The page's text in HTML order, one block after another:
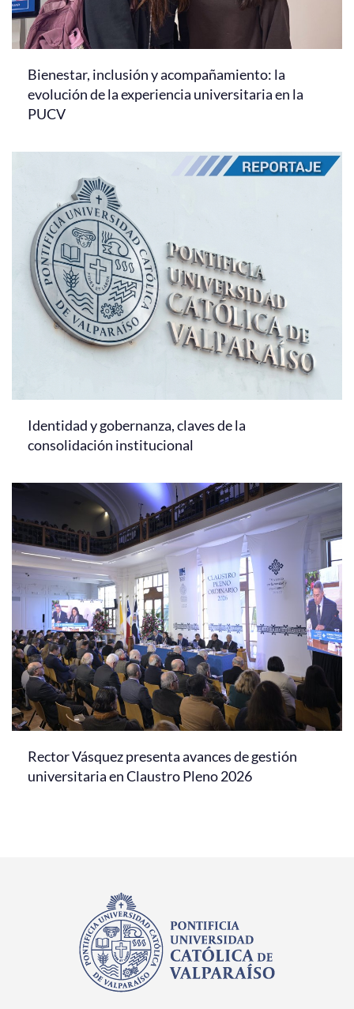
Bienestar, inclusión y acompañamiento: la
evolución de la experiencia universitaria en la
PUCV
Identidad y gobernanza, claves de la
consolidación institucional
Rector Vásquez presenta avances de gestión
universitaria en Claustro Pleno 2026